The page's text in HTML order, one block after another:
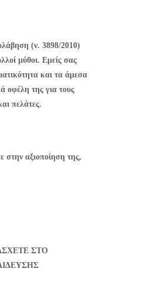
(ν. 3898/2010)
μύθοι. Εμείς σας
και τα άμεσα
οφέλη της για τους
πελάτες.
στην αξιοποίηση της,
ΣΤΟ